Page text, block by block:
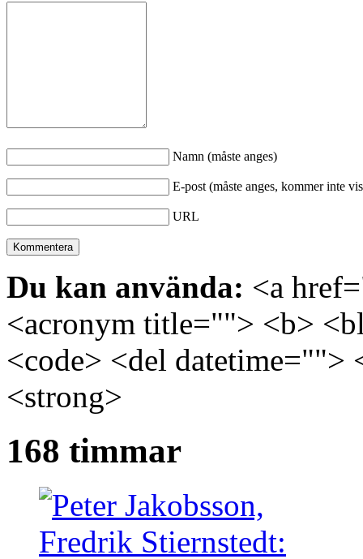
Namn (måste anges)
E-post (måste anges, kommer inte
URL
Du kan använda: <a
<acronym title=""> <b>
<code> <del
<strong>
168 timmar